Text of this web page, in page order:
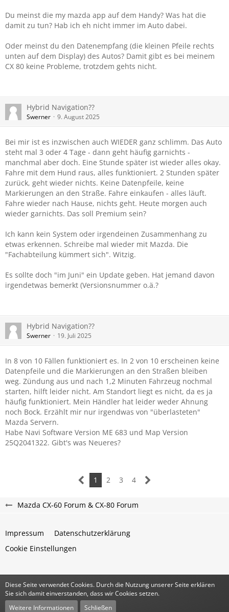
Du meinst die my mazda app auf dem Handy? Was hat die
damit zu tun? Hab ich eh nicht immer im Auto dabei.
Oder meinst du den Datenempfang (die kleinen Pfeile rechts
unten auf dem Display) des Autos? Damit gibt es bei meinem
CX 80 keine Probleme, trotzdem gehts nicht.
Hybrid Navigation??
Swerner 9. August 2025
Bei mir ist es inzwischen auch WIEDER ganz schlimm. Das Auto
steht mal 3 oder 4 Tage - dann geht häufig garnichts -
manchmal aber doch. Eine Stunde später ist wieder alles okay.
Fahre mit dem Hund raus, alles funktioniert. 2 Stunden später
zurück, geht wieder nichts. Keine Datenpfeile, keine
Markierungen an den Straße. Fahre einkaufen - alles läuft.
Fahre wieder nach Hause, nichts geht. Heute morgen auch
wieder garnichts. Das soll Premium sein?
Ich kann kein System oder irgendeinen Zusammenhang zu
etwas erkennen. Schreibe mal wieder mit Mazda. Die
"Fachabteilung kümmert sich". Witzig.
Es sollte doch "im Juni" ein Update geben. Hat jemand davon
irgendetwas bemerkt (Versionsnummer o.ä.?
Hybrid Navigation??
Swerner 19. Juli 2025
In 8 von 10 Fällen funktioniert es. In 2 von 10 erscheinen keine
Datenpfeile und die Markierungen an den Straßen bleiben
weg. Zündung aus und nach 1,2 Minuten Fahrzeug nochmal
starten, hilft leider nicht. Am Standort liegt es nicht, da es ja
häufig funktioniert. Mein Händler hat leider weder Ahnung
noch Bock. Erzählt mir nur irgendwas von "überlasteten"
Mazda Servern.
Habe Navi Software Version ME 683 und Map Version
25Q2041322. Gibt's was Neueres?
1 2 3 4
Mazda CX-60 Forum & CX-80 Forum
Impressum
Datenschutzerklärung
Cookie Einstellungen
Community-Software:WoltLab Suite™
Stil:Classicvon
Diese Seite verwendet Cookies. Durch die Nutzung unserer Seite erklären
Sie sich damit einverstanden, dass wir Cookies setzen.
Weitere Informationen
Schließen